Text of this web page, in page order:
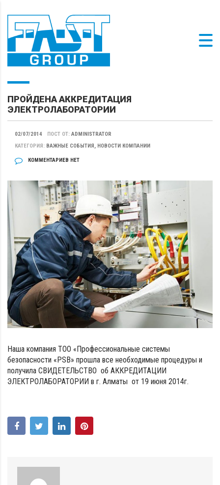
ПРОЙДЕНА АККРЕДИТАЦИЯ
ЭЛЕКТРОЛАБОРАТОРИИ
02/07/2014 ПОСТ ОТ: ADMINISTRATOR
КАТЕГОРИЯ: ВАЖНЫЕ СОБЫТИЯ, НОВОСТИ КОМПАНИИ
КОММЕНТАРИЕВ НЕТ
Наша компания ТОО «Профессиональные системы
безопасности «PSB» прошла все необходимые процедуры и
получила СВИДЕТЕЛЬСТВО об АККРЕДИТАЦИИ
ЭЛЕКТРОЛАБОРАТОРИИ в г. Алматы от 19 июня 2014г.